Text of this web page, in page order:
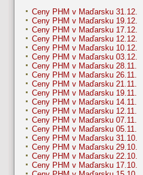
Ceny PHM v Maďarsku 31.12.
Ceny PHM v Maďarsku 19.12.
Ceny PHM v Maďarsku 17.12.
Ceny PHM v Maďarsku 12.12.
Ceny PHM v Maďarsku 10.12.
Ceny PHM v Maďarsku 03.12.
Ceny PHM v Maďarsku 28.11.
Ceny PHM v Maďarsku 26.11.
Ceny PHM v Maďarsku 21.11.
Ceny PHM v Maďarsku 19.11.
Ceny PHM v Maďarsku 14.11.
Ceny PHM v Maďarsku 12.11.
Ceny PHM v Maďarsku 07.11.
Ceny PHM v Maďarsku 05.11.
Ceny PHM v Maďarsku 31.10.
Ceny PHM v Maďarsku 29.10.
Ceny PHM v Maďarsku 22.10.
Ceny PHM v Maďarsku 17.10.